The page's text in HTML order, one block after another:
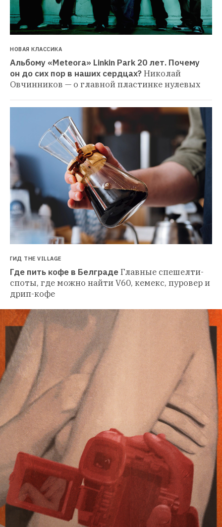
НОВАЯ КЛАССИКА
Альбому «Meteora» Linkin Park 20 лет. Почему
он до сих пор в наших сердцах?Николай
Овчинников — о главной пластинке нулевых
ГИД THE VILLAGE
Где пить кофе в БелградеГлавные спешелти-
споты, где можно найти V60, кемекс, пуровер и
дрип-кофе